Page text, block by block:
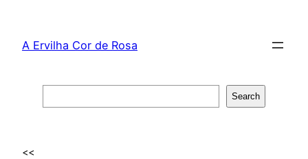
content
A Ervilha Cor de Rosa
Search
<<